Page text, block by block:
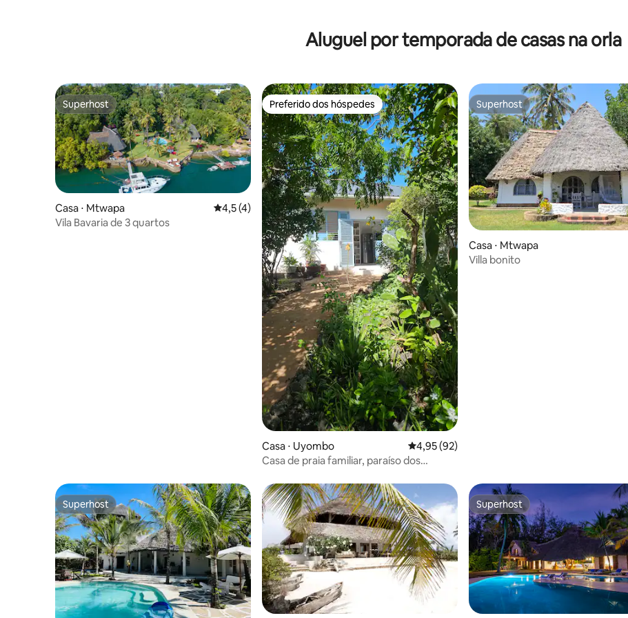
Aluguel por temporada de casas na orla
Superhost
Superhost
Casa ⋅ Mtwapa 4,5 de uma avaliação média de 5, 4 avaliações
4,5 (4)
Vila Bavaria de 3 quartos
Preferido dos hóspedes
Preferido dos hóspedes
Casa ⋅ Uyombo 4,95 de uma avaliação média de 5, 92 avaliações
4,95 (92)
Casa de praia familiar, paraíso dos
Superhost
Superhost
Casa ⋅ Mtwapa
Villa bonito
Superhost
Superhost Superhost
Superhost